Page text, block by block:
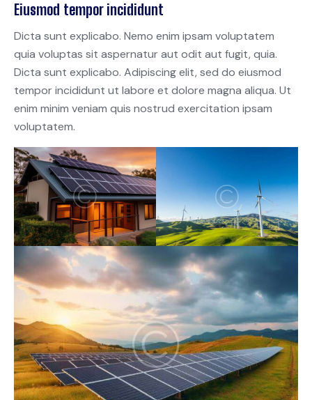
Eiusmod tempor incididunt
Dicta sunt explicabo. Nemo enim ipsam voluptatem
quia voluptas sit aspernatur aut odit aut fugit, quia.
Dicta sunt explicabo. Adipiscing elit, sed do eiusmod
tempor incididunt ut labore et dolore magna aliqua. Ut
enim minim veniam quis nostrud exercitation ipsam
voluptatem.